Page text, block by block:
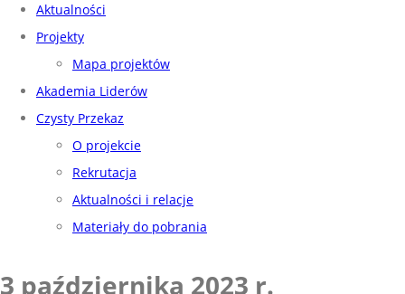
Aktualności
Projekty
Mapa projektów
Akademia Liderów
Czysty Przekaz
O projekcie
Rekrutacja
Aktualności i relacje
Materiały do pobrania
3 października 2023 r.